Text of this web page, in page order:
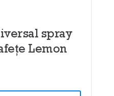
spray
Lemon